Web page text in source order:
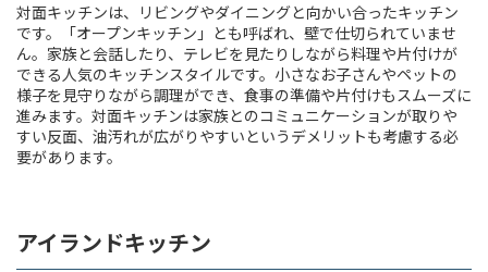
対面キッチンは、リビングやダイニングと向かい合ったキッチン
です。「オープンキッチン」とも呼ばれ、壁で仕切られていませ
ん。家族と会話したり、テレビを見たりしながら料理や片付けが
できる人気のキッチンスタイルです。小さなお子さんやペットの
様子を見守りながら調理ができ、食事の準備や片付けもスムーズに
進みます。対面キッチンは家族とのコミュニケーションが取りや
すい反面、油汚れが広がりやすいというデメリットも考慮する必
要があります。
アイランドキッチン